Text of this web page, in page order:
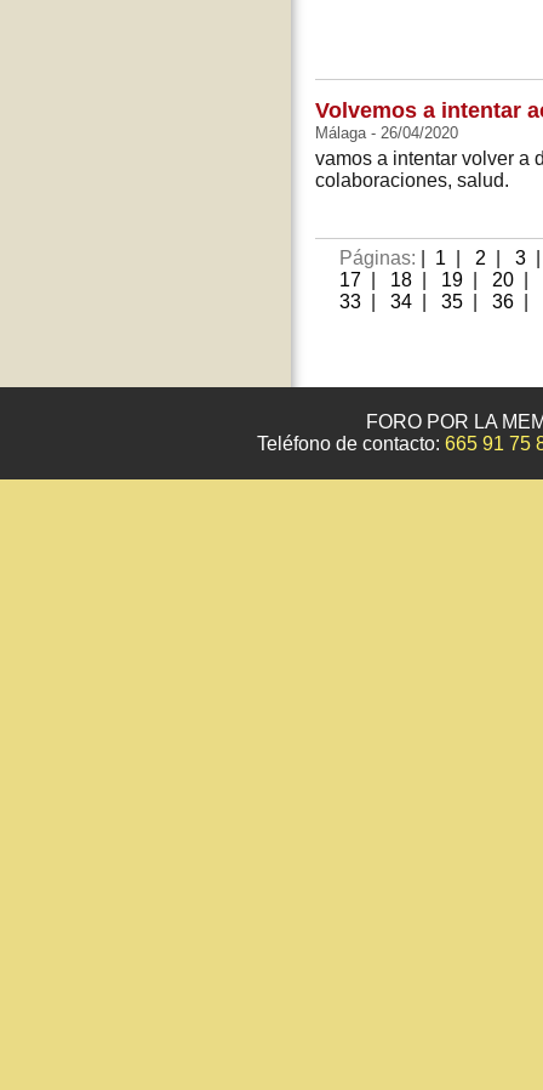
Volvemos a intentar
Málaga - 26/04/2020
vamos a intentar volver a
colaboraciones, salud.
Páginas: 1 2 3
17
18 19 20
33
34 35 36
FORO POR LA
Teléfono de contacto: 665 91 75